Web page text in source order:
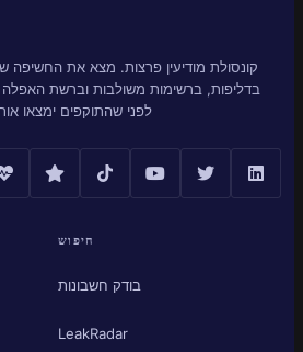
קונסולת מודיעין פרצות. מצא את החשיפה שלך
בדליפות, ברשימות משולבות וברשת האפלה —
לפני שהתוקפים ימצאו אותה.
חיפוש
בודק חשבונות
LeakRadar